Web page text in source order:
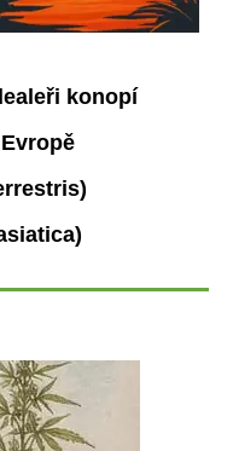
konopí